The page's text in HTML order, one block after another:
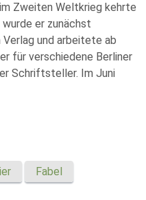
Zweiten Weltkrieg kehrte
er zunächst
und arbeitete ab
für verschiedene Berliner
Schriftsteller. Im Juni
Fabel